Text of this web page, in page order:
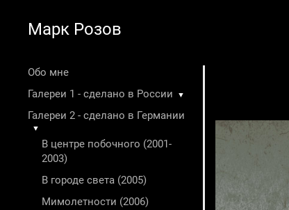
Марк Розов
Обо мне
Галереи 1 - сделано в России
▼
Галереи 2 - сделано в Германии
▼
В центре побочного (2001-
2003)
В городе света (2005)
Мимолетности (2006)